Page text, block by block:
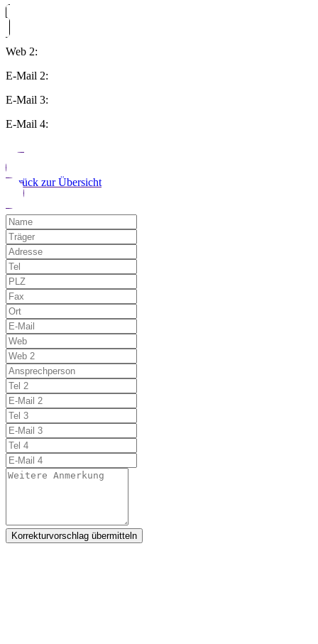
Web 2:
E-Mail 2:
E-Mail 3:
E-Mail 4:
Zurück zur Übersicht
Korrekturvorschlag übermitteln